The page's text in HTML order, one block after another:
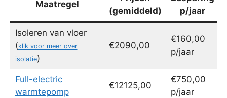
Maatregel
(gemiddeld)
p/jaar
Isoleren van vloer
(klik voor meer over
isolatie)
€2090,00
€160,00
p/jaar
Full-electric
warmtepomp
€12125,00
€750,00
p/jaar